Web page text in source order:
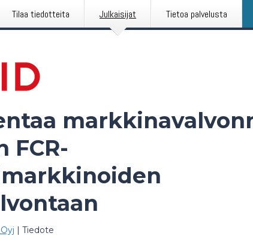
Tilaa tiedotteita Julkaisijat Tietoa palvelusta
FCR-
| Tiedote